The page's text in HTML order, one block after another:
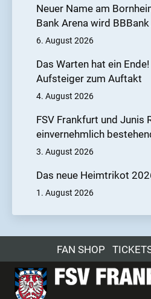
Neuer Name am
Bank Arena wird
6. August 2026
Das Warten hat ein
Aufsteiger zum Auftakt
4. August 2026
FSV Frankfurt und Junis
einvernehmlich
3. August 2026
Das neue Heimtrikot
1. August 2026
FAN SHOP